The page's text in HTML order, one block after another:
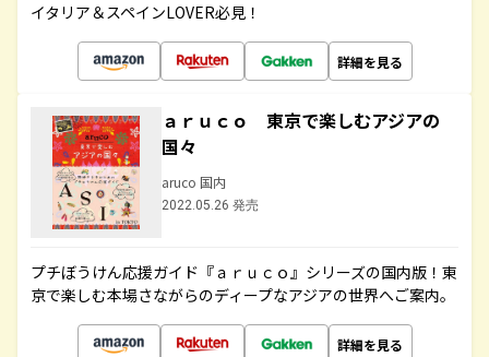
イタリア＆スペインLOVER必見！
詳細を見る
ａｒｕｃｏ 東京で楽しむアジアの
国々
aruco 国内
2022.05.26 発売
プチぼうけん応援ガイド『ａｒｕｃｏ』シリーズの国内版！東
京で楽しむ本場さながらのディープなアジアの世界へご案内。
詳細を見る